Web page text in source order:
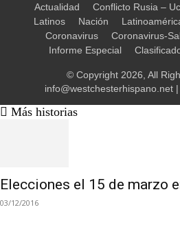
Actualidad Conflicto Rusia –
Latinos
Nación
Coronavirus
Coronavirus-
Informe Especial
© Copyright 2026, All
info@westchesterhispano.net|
Más historias
Elecciones el 15 de marzo
03/12/2016